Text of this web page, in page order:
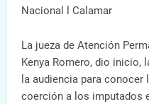
Nacional l Calamar
La jueza de Atención
Kenya Romero, dio inicio,
la audiencia para
coerción a los imputados